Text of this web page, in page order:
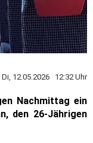
Di, 12.05.2026 12:32 Uhr
Nachmittag ein
den 26-Jährigen